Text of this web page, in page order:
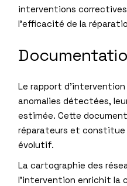
interventions
l’efficacité de la
Le rapport
anomalies détectées,
estimée. Cette
réparateurs et constitue
évolutif.
La cartographie des
l’intervention enrichit la